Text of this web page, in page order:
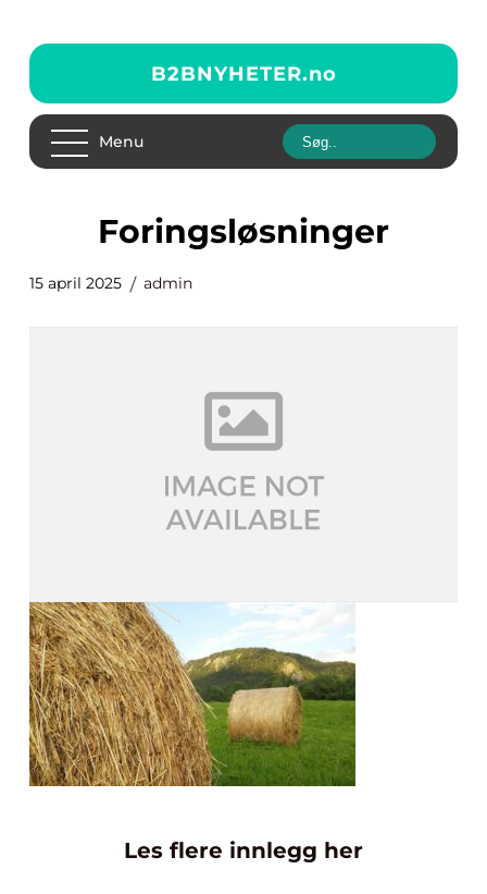
B2BNYHETER.no
Menu
foringsløsninger
15 april 2025 admin
Les flere innlegg her